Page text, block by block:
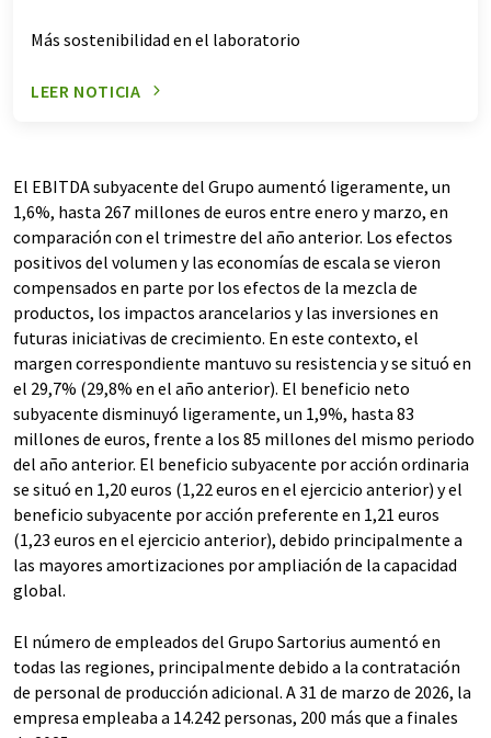
Más sostenibilidad en el laboratorio
LEER NOTICIA
El EBITDA subyacente del Grupo aumentó ligeramente, un
1,6%, hasta 267 millones de euros entre enero y marzo, en
comparación con el trimestre del año anterior. Los efectos
positivos del volumen y las economías de escala se vieron
compensados en parte por los efectos de la mezcla de
productos, los impactos arancelarios y las inversiones en
futuras iniciativas de crecimiento. En este contexto, el
margen correspondiente mantuvo su resistencia y se situó en
el 29,7% (29,8% en el año anterior). El beneficio neto
subyacente disminuyó ligeramente, un 1,9%, hasta 83
millones de euros, frente a los 85 millones del mismo periodo
del año anterior. El beneficio subyacente por acción ordinaria
se situó en 1,20 euros (1,22 euros en el ejercicio anterior) y el
beneficio subyacente por acción preferente en 1,21 euros
(1,23 euros en el ejercicio anterior), debido principalmente a
las mayores amortizaciones por ampliación de la capacidad
global.
El número de empleados del Grupo Sartorius aumentó en
todas las regiones, principalmente debido a la contratación
de personal de producción adicional. A 31 de marzo de 2026, la
empresa empleaba a 14.242 personas, 200 más que a finales